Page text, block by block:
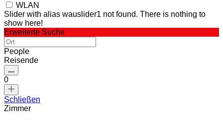
WLAN
Slider with alias wauslider1 not found. There is nothing to
show here!
Erweiterte Suche
People
Reisende
0
Schließen
Zimmer